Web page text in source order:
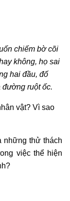
chiếm bờ cõi
không, họ sai
hai đầu, đố
đường ruột ốc.
vật? Vì sao
những thử thách
việc thể hiện